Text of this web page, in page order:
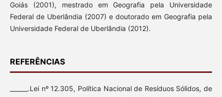
Goiás (2001), mestrado em Geografia pela Universidade
Federal de Uberlândia (2007) e doutorado em Geografia pela
Universidade Federal de Uberlândia (2012).
REFERÊNCIAS
______.Lei nº 12.305, Política Nacional de Resíduos Sólidos, de